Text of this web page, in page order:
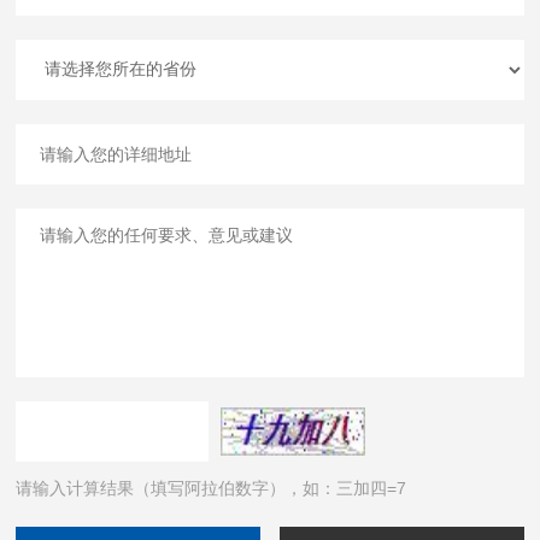
请输入计算结果（填写阿拉伯数字），如：三加四=7